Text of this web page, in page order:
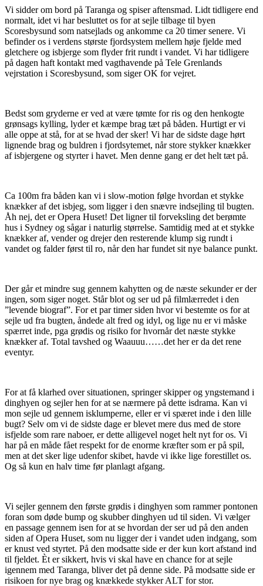
Vi sidder om bord på Taranga og spiser aftensmad. Lidt tidligere end
normalt, idet vi har besluttet os for at sejle tilbage til byen
Scoresbysund som natsejlads og ankomme ca 20 timer senere. Vi
befinder os i verdens største fjordsystem mellem høje fjelde med
gletchere og isbjerge som flyder frit rundt i vandet. Vi har tidligere
på dagen haft kontakt med vagthavende på Tele Grenlands
vejrstation i Scoresbysund, som siger OK for vejret.
Bedst som gryderne er ved at være tømte for ris og den henkogte
grønsags kylling, lyder et kæmpe brag tæt på båden. Hurtigt er vi
alle oppe at stå, for at se hvad der sker! Vi har de sidste dage hørt
lignende brag og buldren i fjordsytemet, når store stykker knækker
af isbjergene og styrter i havet. Men denne gang er det helt tæt på.
Ca 100m fra båden kan vi i slow-motion følge hvordan et stykke
knækker af det isbjeg, som ligger i den snævre indsejling til bugten.
Åh nej, det er Opera Huset! Det ligner til forveksling det berømte
hus i Sydney og sågar i naturlig størrelse. Samtidig med at et stykke
knækker af, vender og drejer den resterende klump sig rundt i
vandet og falder først til ro, når den har fundet sit nye balance punkt.
Der går et mindre sug gennem kahytten og de næste sekunder er der
ingen, som siger noget. Står blot og ser ud på filmlærredet i den
”levende biograf”. For et par timer siden hvor vi bestemte os for at
sejle ud fra bugten, åndede alt fred og idyl, og lige nu er vi måske
spærret inde, pga grødis og risiko for hvornår det næste stykke
knækker af. Total tavshed og Waauuu……det her er da det rene
eventyr.
For at få klarhed over situationen, springer skipper og yngstemand i
dinghyen og sejler hen for at se nærmere på dette isdrama. Kan vi
mon sejle ud gennem isklumperne, eller er vi spæret inde i den lille
bugt? Selv om vi de sidste dage er blevet mere dus med de store
isfjelde som rare naboer, er dette alligevel noget helt nyt for os. Vi
har på en måde fået respekt for de enorme kræfter som er på spil,
men at det sker lige udenfor skibet, havde vi ikke lige forestillet os.
Og så kun en halv time før planlagt afgang.
Vi sejler gennem den første grødis i dinghyen som rammer pontonen
foran som døde bump og skubber dinghyen ud til siden. Vi vælger
en passage gennem isen for at se hvordan der ser ud på den anden
siden af Opera Huset, som nu ligger der i vandet uden indgang, som
er knust ved styrtet. På den modsatte side er der kun kort afstand ind
til fjeldet. Èt er sikkert, hvis vi skal have en chance for at sejle
igennem med Taranga, bliver det på denne side. På modsatte side er
risikoen for nye brag og knækkede stykker ALT for stor.